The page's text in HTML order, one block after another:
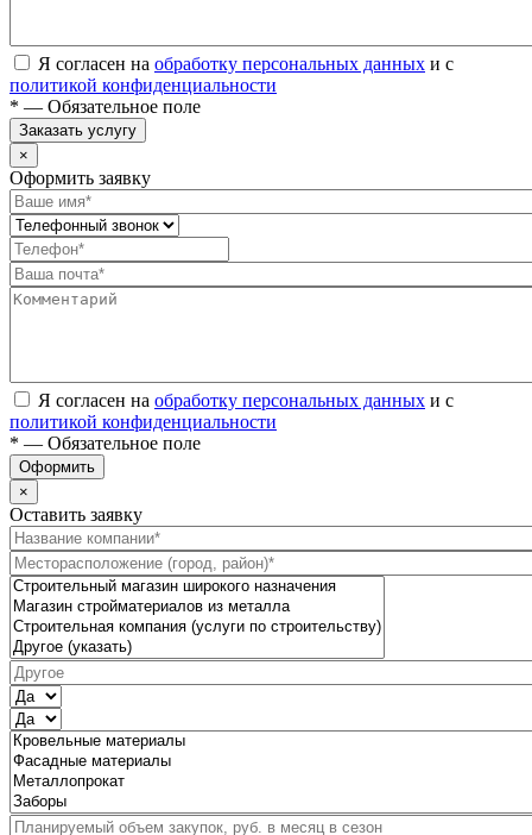
Я согласен на обработку персональных данных и с
политикой конфиденциальности
* — Обязательное поле
Заказать услугу
×
Оформить заявку
Я согласен на обработку персональных данных и с
политикой конфиденциальности
* — Обязательное поле
Оформить
×
Оставить заявку